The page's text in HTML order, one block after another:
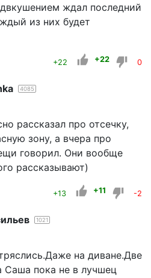
ждал последний
из них будет
+22 +22 0
4085
рассказал про отсечку,
зону, а вчера про
говорил. Они вообще
рассказывают)
+13 +11 -2
1021
на диване.Две
Саша пока не в лучшец